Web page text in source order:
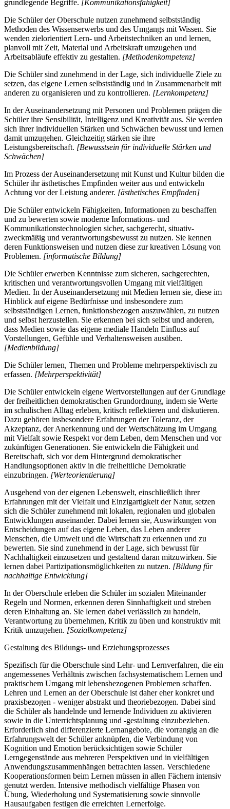
grundlegende Begriffe. [Kommunikationsfähigkeit]
Die Schüler der Oberschule nutzen zunehmend selbstständig
Methoden des Wissenserwerbs und des Umgangs mit Wissen. Sie
wenden zielorientiert Lern- und Arbeitstechniken an und lernen,
planvoll mit Zeit, Material und Arbeitskraft umzugehen und
Arbeitsabläufe effektiv zu gestalten. [Methodenkompetenz]
Die Schüler sind zunehmend in der Lage, sich individuelle Ziele zu
setzen, das eigene Lernen selbstständig und in Zusammenarbeit mit
anderen zu organisieren und zu kontrollieren. [Lernkompetenz]
In der Auseinandersetzung mit Personen und Problemen prägen die
Schüler ihre Sensibilität, Intelligenz und Kreativität aus. Sie werden
sich ihrer individuellen Stärken und Schwächen bewusst und lernen
damit umzugehen. Gleichzeitig stärken sie ihre
Leistungsbereitschaft. [Bewusstsein für individuelle Stärken und
Schwächen]
Im Prozess der Auseinandersetzung mit Kunst und Kultur bilden die
Schüler ihr ästhetisches Empfinden weiter aus und entwickeln
Achtung vor der Leistung anderer. [ästhetisches Empfinden]
Die Schüler entwickeln Fähigkeiten, Informationen zu beschaffen
und zu bewerten sowie moderne Informations- und
Kommunikationstechnologien sicher, sachgerecht, situativ-
zweckmäßig und verantwortungsbewusst zu nutzen. Sie kennen
deren Funktionsweisen und nutzen diese zur kreativen Lösung von
Problemen. [informatische Bildung]
Die Schüler erwerben Kenntnisse zum sicheren, sachgerechten,
kritischen und verantwortungsvollen Umgang mit vielfältigen
Medien. In der Auseinandersetzung mit Medien lernen sie, diese im
Hinblick auf eigene Bedürfnisse und insbesondere zum
selbstständigen Lernen, funktionsbezogen auszuwählen, zu nutzen
und selbst herzustellen. Sie erkennen bei sich selbst und anderen,
dass Medien sowie das eigene mediale Handeln Einfluss auf
Vorstellungen, Gefühle und Verhaltensweisen ausüben.
[Medienbildung]
Die Schüler lernen, Themen und Probleme mehrperspektivisch zu
erfassen. [Mehrperspektivität]
Die Schüler entwickeln eigene Wertvorstellungen auf der Grundlage
der freiheitlichen demokratischen Grundordnung, indem sie Werte
im schulischen Alltag erleben, kritisch reflektieren und diskutieren.
Dazu gehören insbesondere Erfahrungen der Toleranz, der
Akzeptanz, der Anerkennung und der Wertschätzung im Umgang
mit Vielfalt sowie Respekt vor dem Leben, dem Menschen und vor
zukünftigen Generationen. Sie entwickeln die Fähigkeit und
Bereitschaft, sich vor dem Hintergrund demokratischer
Handlungsoptionen aktiv in die freiheitliche Demokratie
einzubringen. [Werteorientierung]
Ausgehend von der eigenen Lebenswelt, einschließlich ihrer
Erfahrungen mit der Vielfalt und Einzigartigkeit der Natur, setzen
sich die Schüler zunehmend mit lokalen, regionalen und globalen
Entwicklungen auseinander. Dabei lernen sie, Auswirkungen von
Entscheidungen auf das eigene Leben, das Leben anderer
Menschen, die Umwelt und die Wirtschaft zu erkennen und zu
bewerten. Sie sind zunehmend in der Lage, sich bewusst für
Nachhaltigkeit einzusetzen und gestaltend daran mitzuwirken. Sie
lernen dabei Partizipationsmöglichkeiten zu nutzen. [Bildung für
nachhaltige Entwicklung]
In der Oberschule erleben die Schüler im sozialen Miteinander
Regeln und Normen, erkennen deren Sinnhaftigkeit und streben
deren Einhaltung an. Sie lernen dabei verlässlich zu handeln,
Verantwortung zu übernehmen, Kritik zu üben und konstruktiv mit
Kritik umzugehen. [Sozialkompetenz]
Gestaltung des Bildungs- und Erziehungsprozesses
Spezifisch für die Oberschule sind Lehr- und Lernverfahren, die ein
angemessenes Verhältnis zwischen fachsystematischem Lernen und
praktischem Umgang mit lebensbezogenen Problemen schaffen.
Lehren und Lernen an der Oberschule ist daher eher konkret und
praxisbezogen - weniger abstrakt und theoriebezogen. Dabei sind
die Schüler als handelnde und lernende Individuen zu aktivieren
sowie in die Unterrichtsplanung und -gestaltung einzubeziehen.
Erforderlich sind differenzierte Lernangebote, die vorrangig an die
Erfahrungswelt der Schüler anknüpfen, die Verbindung von
Kognition und Emotion berücksichtigen sowie Schüler
Lerngegenstände aus mehreren Perspektiven und in vielfältigen
Anwendungszusammenhängen betrachten lassen. Verschiedene
Kooperationsformen beim Lernen müssen in allen Fächern intensiv
genutzt werden. Intensive methodisch vielfältige Phasen von
Übung, Wiederholung und Systematisierung sowie sinnvolle
Hausaufgaben festigen die erreichten Lernerfolge.